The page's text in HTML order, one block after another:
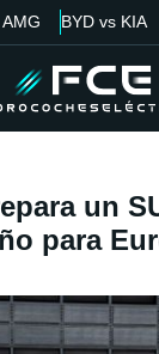
BYD vs KIA
un
para